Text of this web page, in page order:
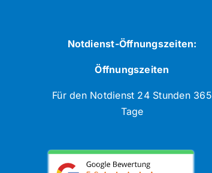
Notdienst-Öffnungszeiten:
Öffnungszeiten
Für den Notdienst 24 Stunden 365
Tage